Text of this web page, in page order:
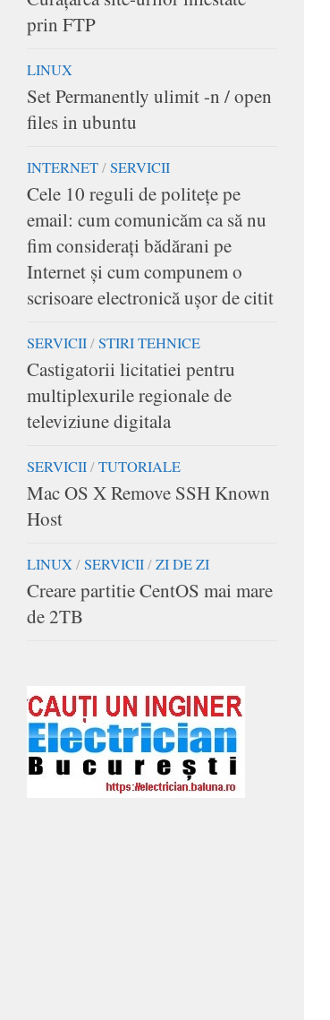
prin FTP
LINUX
Set Permanently ulimit -n / open
files in ubuntu
INTERNET/SERVICII
Cele 10 reguli de politeţe pe
email: cum comunicăm ca să nu
fim consideraţi bădărani pe
Internet şi cum compunem o
scrisoare electronică uşor de citit
SERVICII/STIRI TEHNICE
Castigatorii licitatiei pentru
multiplexurile regionale de
televiziune digitala
SERVICII/TUTORIALE
Mac OS X Remove SSH Known
Host
LINUX/SERVICII/ZI DE ZI
Creare partitie CentOS mai mare
de 2TB